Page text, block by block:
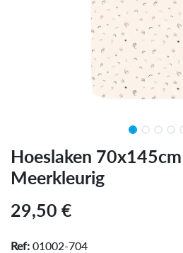
Hoeslaken
Meerkleurig
29,50 €
Ref: 01002-704